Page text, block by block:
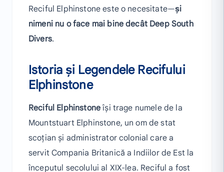
Reciful Elphinstone este o necesitate—și
nimeni nu o face mai bine decât Deep South
Divers.
Istoria și Legendele Recifului
Elphinstone
Reciful Elphinstoneîși trage numele de la
Mountstuart Elphinstone, un om de stat
scoțian și administrator colonial care a
servit Compania Britanică a Indiilor de Est la
începutul secolului al XIX-lea. Reciful a fost